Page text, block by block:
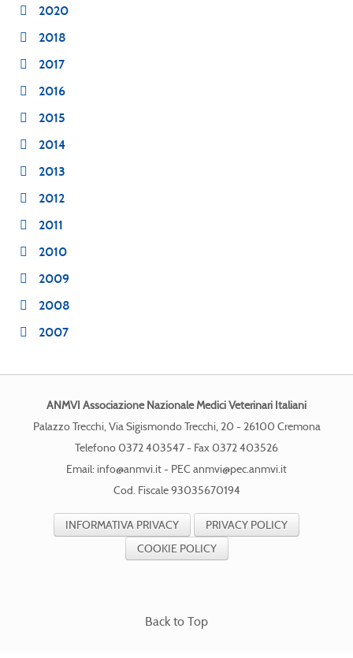
2020
2018
2017
2016
2015
2014
2013
2012
2011
2010
2009
2008
2007
ANMVI Associazione Nazionale Medici Veterinari Italiani
Palazzo Trecchi, Via Sigismondo Trecchi, 20 - 26100 Cremona
Telefono 0372 403547 - Fax 0372 403526
Email: info@anmvi.it- PEC anmvi@pec.anmvi.it
Cod. Fiscale 93035670194
INFORMATIVA PRIVACY
PRIVACY POLICY
COOKIE POLICY
Back to Top